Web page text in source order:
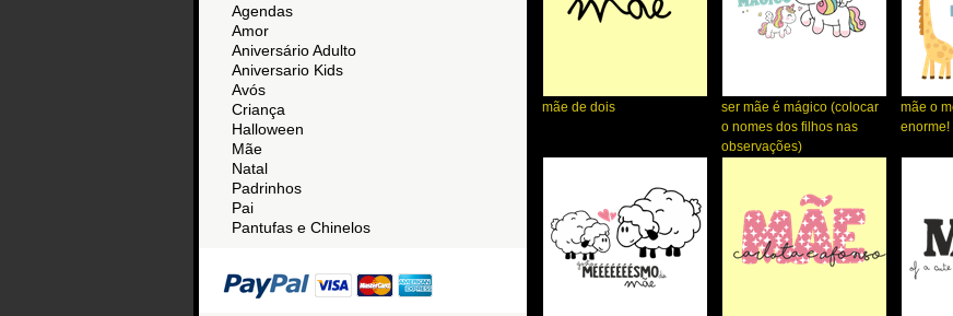
Agendas
Amor
Aniversário Adulto
Aniversario Kids
Avós
Criança
Halloween
Mãe
Natal
Padrinhos
Pai
Pantufas e Chinelos
mãe de dois
ser mãe é mágico (colocar
o nomes dos filhos nas
observações)
mãe o
enorme!